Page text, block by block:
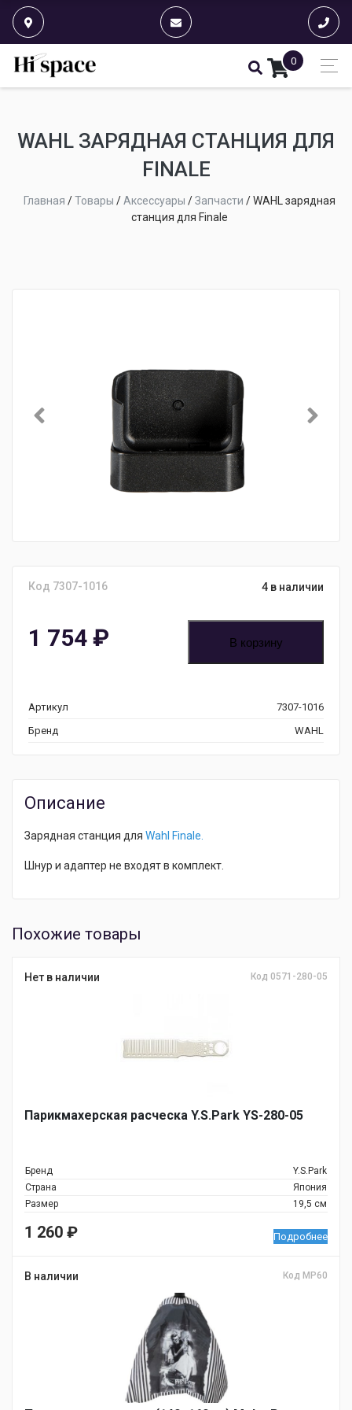
0
WAHL ЗАРЯДНАЯ СТАНЦИЯ ДЛЯ
FINALE
Главная /Товары /Аксессуары /Запчасти /WAHL зарядная
станция для Finale
Код 7307-1016 4 в наличии
1 754 ₽ В корзину
Артикул
7307-1016
Бренд
WAHL
Описание
Зарядная станция для Wahl Finale
Шнур и адаптер не входят в комплект.
Похожие товары
Нет в наличии Код 0571-280-05
Парикмахерская расческа Y.S.Park YS-280-05
Бренд
Y.S.Park
Страна
Япония
Размер
19,5 см
1 260 ₽ Подробнее
В наличии Код MP60